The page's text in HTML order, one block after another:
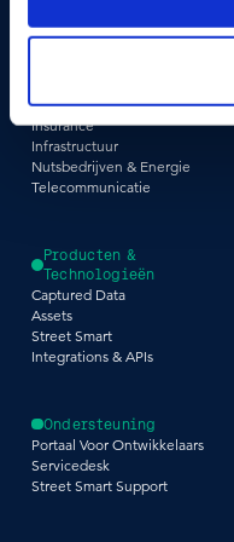
Overheid
Insurance
Infrastructuur
Nutsbedrijven & Energie
Telecommunicatie
Producten &
Technologieën
Captured Data
Assets
Street Smart
Integrations & APIs
Ondersteuning
Portaal Voor Ontwikkelaars
Servicedesk
Street Smart Support